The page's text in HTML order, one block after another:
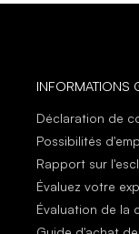
INFORMATIONS
Déclaration de
Possibilités
Rapport sur
Évaluez votre
Évaluation de la